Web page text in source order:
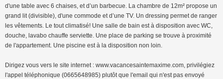
d'une table avec 6 chaises, et d’un barbecue. La chambre de 12m² propose un
grand lit (divisible), d'une commode et d’une TV. Un dressing permet de ranger
les vêtements. Le tout climatisé! Une salle de bain est à disposition avec WC,
douche, lavabo chauffe serviette. Une place de parking se trouve à proximité
de l'appartement. Une piscine est à la disposition non loin.
Dirigez vous vers le site internet : www.vacancesaintemaxime.com, privilégiez
l'appel téléphonique (0665648985) plutôt que l'email qui n'est pas envoyé